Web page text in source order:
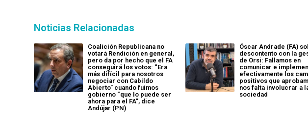
Noticias Relacionadas
Coalición Republicana no
votará Rendición en general,
pero da por hecho que el FA
conseguirá los votos: “Era
más difícil para nosotros
negociar con Cabildo
Abierto” cuando fuimos
gobierno “que lo puede ser
ahora para el FA”, dice
Andújar (PN)
Óscar Andrade (FA)
descontento con la
de Orsi: Fallamos en
comunicar e
efectivamente los
positivos que
nos falta involucrar a
sociedad